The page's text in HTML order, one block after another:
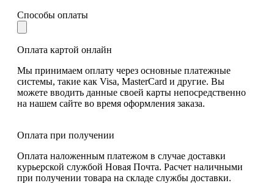
Способы оплаты
Оплата картой онлайн
Мы принимаем оплату через основные платежные
системы, такие как Visa, MasterCard и другие. Вы
можете вводить данные своей карты непосредственно
на нашем сайте во время оформления заказа.
Оплата при получении
Оплата наложенным платежом в случае доставки
курьерской службой Новая Почта. Расчет наличными
при получении товара на складе службы доставки.